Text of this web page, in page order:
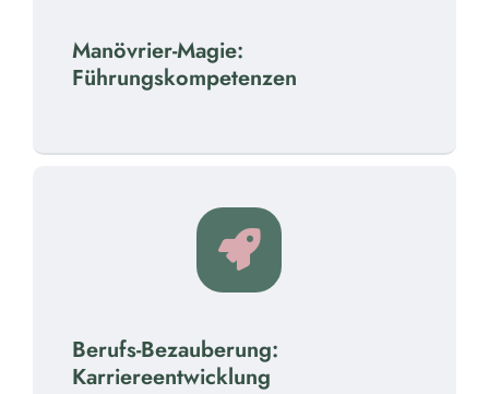
Manövrier-Magie:
Führungskompetenzen
Berufs-Bezauberung:
Karriereentwicklung